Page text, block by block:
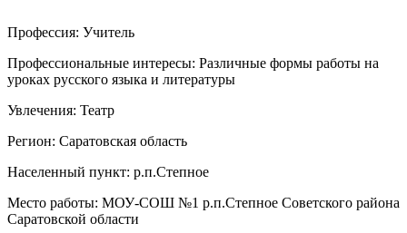
Профессия: Учитель
Профессиональные интересы: Различные формы работы на
уроках русского языка и литературы
Увлечения: Театр
Регион: Саратовская область
Населенный пункт: р.п.Степное
Место работы: МОУ-СОШ №1 р.п.Степное Советского района
Саратовской области